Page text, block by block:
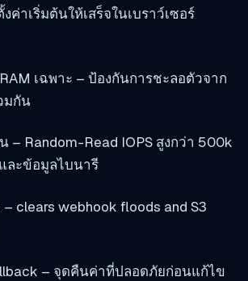
ค่าเริ่มต้นให้เสร็จในเบราว์เซอร์
เฉพาะ – ป้องกันการชะลอตัวจาก
มกัน
– Random-Read IOPS สูงกว่า 500k
ละข้อมูลไบนารี
clears webhook floods and S3
– จุดคืนค่าที่ปลอดภัยก่อนแก้ไข